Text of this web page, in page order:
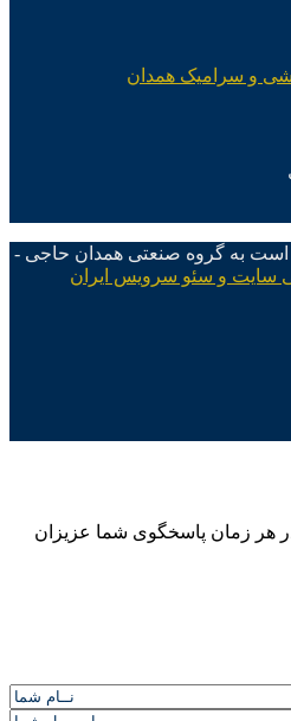
به گروه صنعتی همدان حاجی -
و سئو سرویس ایران
هر زمان پاسخگوی شما عزیزان